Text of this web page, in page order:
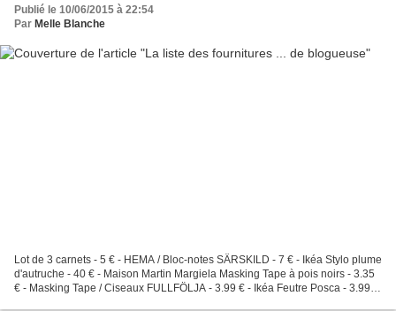
Publié le 10/06/2015 à 22:54
Par Melle Blanche
Lot de 3 carnets - 5 € - HEMA / Bloc-notes SÄRSKILD - 7 € - Ikéa Stylo plume
d'autruche - 40 € - Maison Martin Margiela Masking Tape à pois noirs - 3.35
€ - Masking Tape / Ciseaux FULLFÖLJA - 3.99 € - Ikéa Feutre Posca - 3.99 €